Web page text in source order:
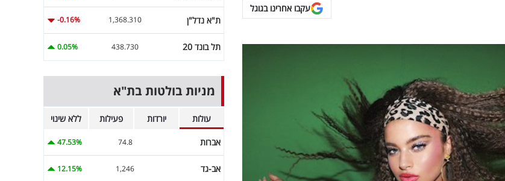
עקבו אחרינו בגוגל
ת"א נדל"ן 1,368.310
-0.16%
תל בונד 20 438.730
0.05%
מניות בולטות בת"א
עולות יורדות פעילות ללא שינוי
אברות 74.8
47.53%
אב-גד 1,246
12.15%